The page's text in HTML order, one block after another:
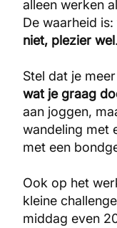
alleen werken
De waarheid is:
niet, plezier wel.
Stel dat je
wat je graag
aan joggen,
wandeling met
met een
Ook op het
kleine
middag even